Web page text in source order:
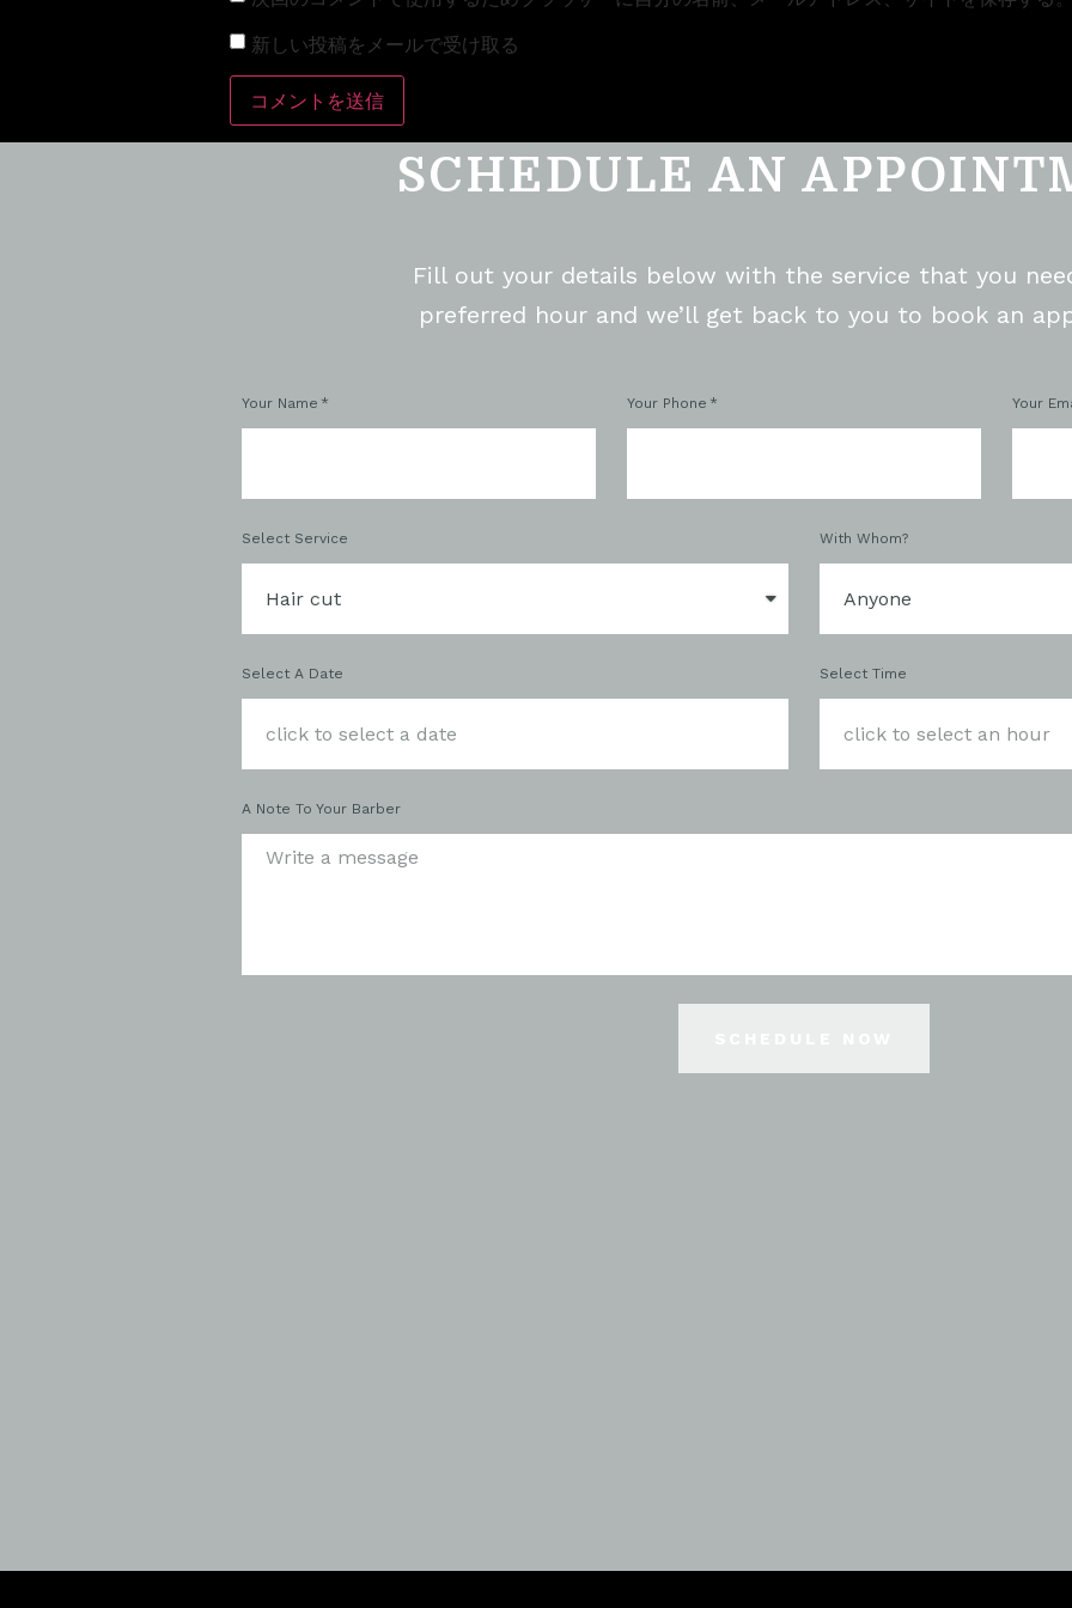
新しい投稿をメールで受け取る
SCHEDULE AN
Fill out your details below with the service that you
preferred hour and we’ll get back to you to book an
Your Name Your Phone Your
Select Service With Whom?
Select A Date Select Time
A Note To Your Barber